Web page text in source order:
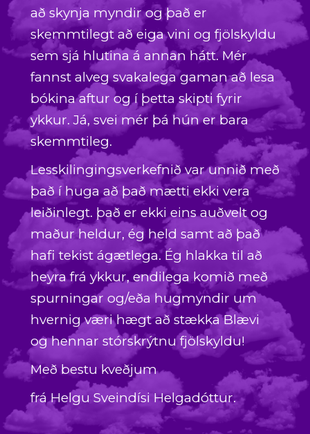
að skynja myndir og það er
skemmtilegt að eiga vini og fjölskyldu
sem sjá hlutina á annan hátt. Mér
fannst alveg svakalega gaman að lesa
bókina aftur og í þetta skipti fyrir
ykkur. Já, svei mér þá hún er bara
skemmtileg.
Lesskilingingsverkefnið var unnið með
það í huga að það mætti ekki vera
leiðinlegt. það er ekki eins auðvelt og
maður heldur, ég held samt að það
hafi tekist ágætlega. Ég hlakka til að
heyra frá ykkur, endilega komið með
spurningar og/eða hugmyndir um
hvernig væri hægt að stækka Blævi
og hennar stórskrýtnu fjölskyldu!
Með bestu kveðjum
frá Helgu Sveindísi Helgadóttur.